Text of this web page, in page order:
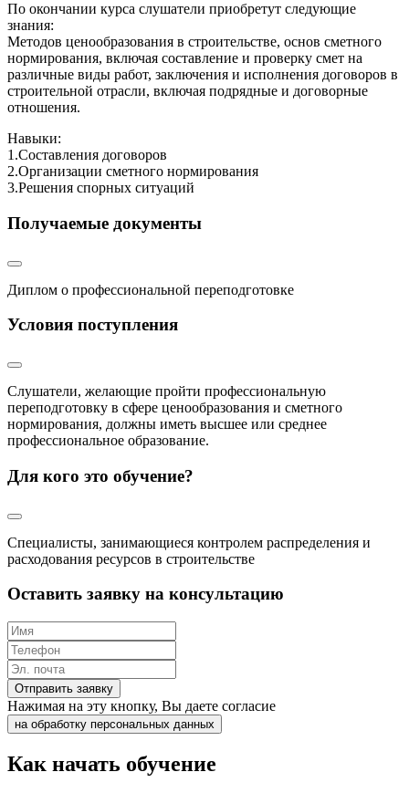
По окончании курса слушатели приобретут следующие
знания:
Методов ценообразования в строительстве, основ сметного
нормирования, включая составление и проверку смет на
различные виды работ, заключения и исполнения договоров в
строительной отрасли, включая подрядные и договорные
отношения.
Навыки:
1.Составления договоров
2.Организации сметного нормирования
3.Решения спорных ситуаций
Получаемые документы
Диплом о профессиональной переподготовке
Условия поступления
Слушатели, желающие пройти профессиональную
переподготовку в сфере ценообразования и сметного
нормирования, должны иметь высшее или среднее
профессиональное образование.
Для кого это обучение?
Специалисты, занимающиеся контролем распределения и
расходования ресурсов в строительстве
Оставить заявку на консультацию
Отправить заявку
Нажимая на эту кнопку, Вы даете согласие
на обработку персональных данных
Как начать обучение